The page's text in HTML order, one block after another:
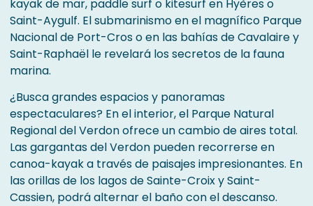
kayak de mar, paddle surf o kitesurf en Hyères o
Saint-Aygulf. El submarinismo en el magnífico Parque
Nacional de Port-Cros o en las bahías de Cavalaire y
Saint-Raphaël le revelará los secretos de la fauna
marina.
¿Busca grandes espacios y panoramas
espectaculares? En el interior, el Parque Natural
Regional del Verdon ofrece un cambio de aires total.
Las gargantas del Verdon pueden recorrerse en
canoa-kayak a través de paisajes impresionantes. En
las orillas de los lagos de Sainte-Croix y Saint-
Cassien, podrá alternar el baño con el descanso.